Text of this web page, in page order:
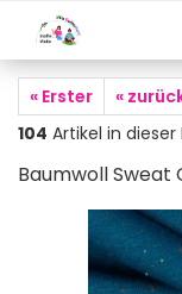
« Erster «
104 Artikel in
Baumwoll